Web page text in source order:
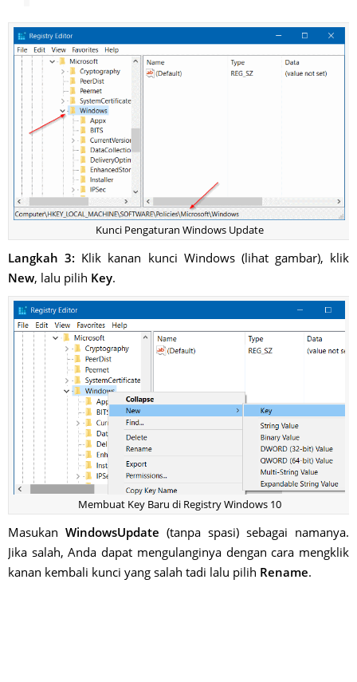
Kunci Pengaturan Windows Update
Langkah 3: Klik kanan kunci Windows (lihat gambar), klik
New, lalu pilih Key.
Membuat Key Baru di Registry Windows 10
Masukan WindowsUpdate (tanpa spasi) sebagai namanya.
Jika salah, Anda dapat mengulanginya dengan cara mengklik
kanan kembali kunci yang salah tadi lalu pilih Rename.